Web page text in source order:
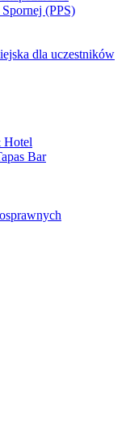
(PPS)
dla uczestników
Hotel
Bar